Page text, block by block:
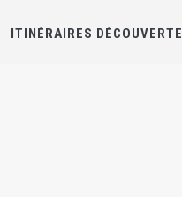
ITINÉRAIRES DÉCOUVERTE